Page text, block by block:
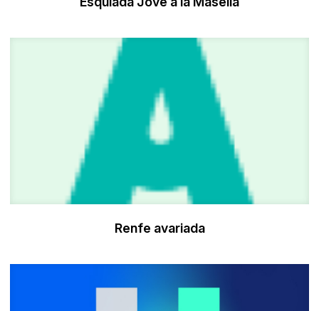
Renfe avariada